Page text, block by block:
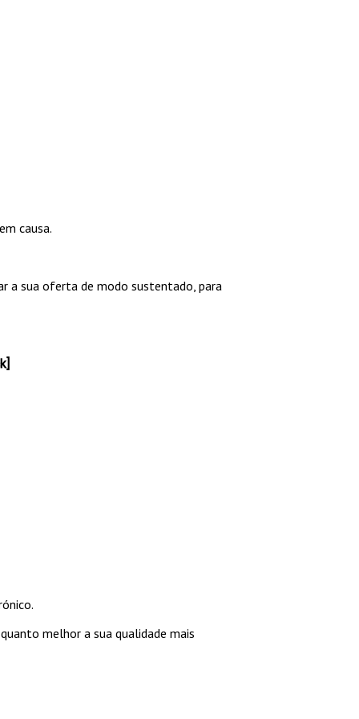
causa.
a sua oferta de modo sustentado, para
melhor a sua qualidade mais